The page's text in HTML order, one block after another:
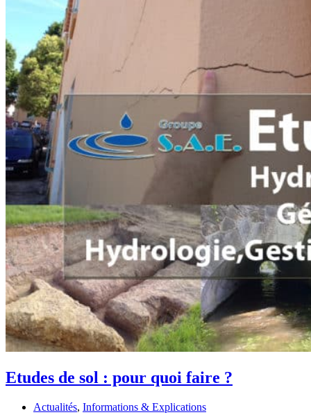
Etudes de sol : pour quoi faire ?
Actualités, Informations & Explications